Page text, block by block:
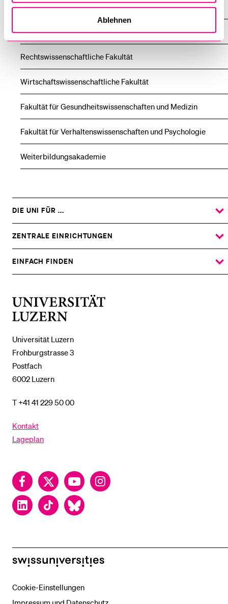
Ablehnen
Theologische Fakultät
Kultur- und Sozial­wissenschaftliche Fakultät
Rechts­wissenschaftliche Fakultät
Wirtschafts­wissenschaftliche Fakultät
Fakultät für Gesundheits­wissenschaften und Medizin
Fakultät für Verhaltenswissenschaften und Psychologie
Weiterbildungsakademie
Universität Luzern
Frohburgstrasse 3
Postfach
6002 Luzern
T +41 41 229 50 00
Kontakt
Lageplan
FacebookTwitter YouTubeInstagram
LinkedInTikTok Bluesky
DIE UNI FÜR ...
ZEIGE
DAS
UNTERMENÜ
ZENTRALE EINRICHTUNGEN
ZEIGE
DAS
UNTERMENÜ
EINFACH FINDEN
ZEIGE
DAS
swissuniversities
Cookie-Einstellungen